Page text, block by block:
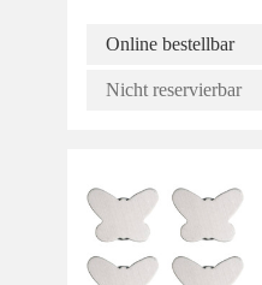
Online bestellbar
Nicht reservierbar